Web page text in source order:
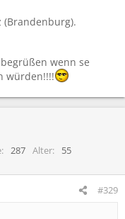
(Brandenburg).
wenn se
würden!!!!
287 Alter
55
#329